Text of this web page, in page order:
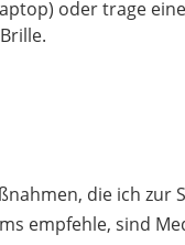
oder trage eine
die ich zur
empfehle, sind